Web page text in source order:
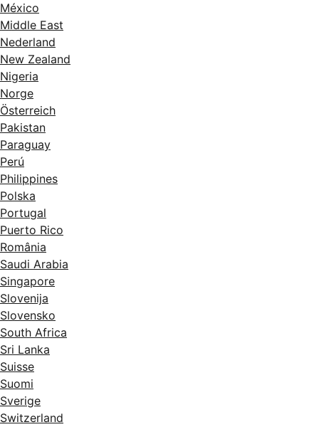
México
Middle East
Nederland
New Zealand
Nigeria
Norge
Österreich
Pakistan
Paraguay
Perú
Philippines
Polska
Portugal
Puerto Rico
România
Saudi Arabia
Singapore
Slovenija
Slovensko
South Africa
Sri Lanka
Suisse
Suomi
Sverige
Switzerland